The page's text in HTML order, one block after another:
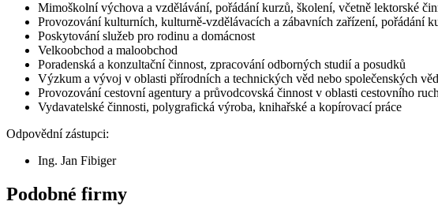
Mimoškolní výchova a vzdělávání, pořádání kurzů, školení, včetně lektorské
Provozování kulturních, kulturně-vzdělávacích a zábavních zařízení, pořádání
Poskytování služeb pro rodinu a domácnost
Velkoobchod a maloobchod
Poradenská a konzultační činnost, zpracování odborných studií a posudků
Výzkum a vývoj v oblasti přírodních a technických věd nebo společenských věd
Provozování cestovní agentury a průvodcovská činnost v oblasti cestovního
Vydavatelské činnosti, polygrafická výroba, knihařské a kopírovací práce
Odpovědní zástupci:
Ing. Jan Fibiger
Podobné firmy